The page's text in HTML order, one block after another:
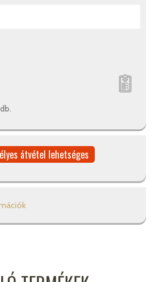
átvétel lehetséges